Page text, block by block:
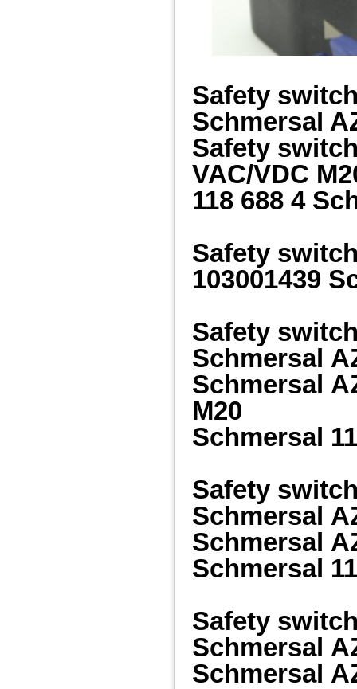
Safety
Schmersal
Safety
VAC/VDC
118 688 4
Safety
103001439
Safety
Schmersal
Schmersal
M20
Schmersal
Safety
Schmersal
Schmersal
Schmersal
Safety
Schmersal
Schmersal